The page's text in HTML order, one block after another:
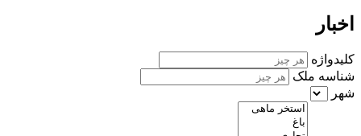
اخبار
کلیدواژه
شناسه ملک
شهر